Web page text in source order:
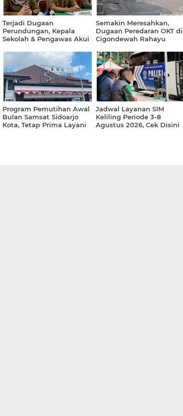
Terjadi Dugaan
Perundungan, Kepala
Sekolah & Pengawas Akui
Jam Istirahat
Semakin Meresahkan,
Dugaan Peredaran OKT di
Cigondewah Rahayu
Program Pemutihan Awal
Bulan Samsat Sidoarjo
Kota, Tetap Prima Layani
Jadwal Layanan SIM
Keliling Periode 3-8
Agustus 2026, Cek Disini